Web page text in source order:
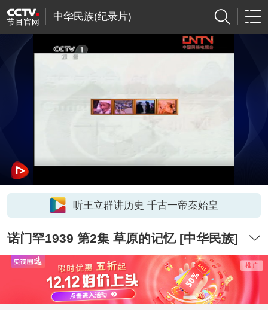
中华民族(纪录片)
听王立群讲历史 千古一帝秦始皇
诺门罕1939 第2集 草原的记忆 [中华民族]